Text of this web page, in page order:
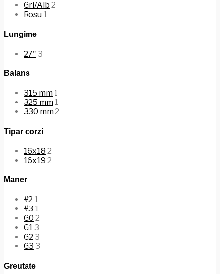
Gri/Alb 2
Rosu 1
Lungime
27" 3
Balans
315 mm 1
325 mm 1
330 mm2
Tipar corzi
16x18 2
16x19 2
Maner
#2 1
#3 1
G0 2
G1 3
G2 3
G3 3
Greutate